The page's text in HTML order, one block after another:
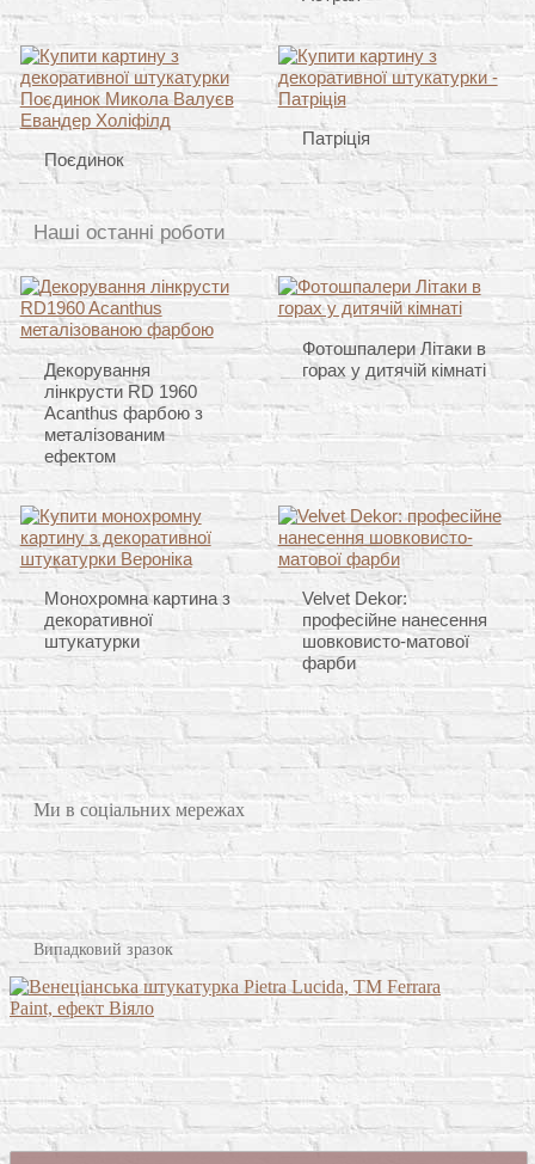
Поєдинок
Патріція
Наші останні роботи
Декорування
лінкрусти RD 1960
Acanthus фарбою з
металізованим
ефектом
Фотошпалери Літаки в
горах у дитячій кімнаті
Монохромна картина з
декоративної
штукатурки
Velvet Dekor:
професійне нанесення
шовковисто-матової
фарби
Ми в соціальних мережах
Випадковий зразок